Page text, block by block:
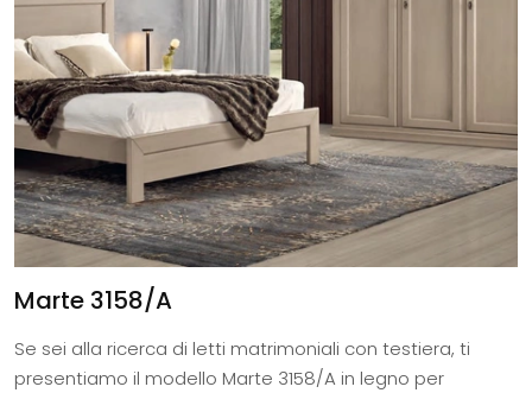
Marte 3158/A
Se sei alla ricerca di letti matrimoniali con testiera, ti
presentiamo il modello Marte 3158/A in legno per